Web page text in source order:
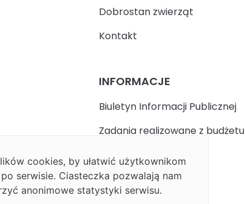
Dobrostan zwierząt
Kontakt
INFORMACJE
Biuletyn Informacji Publicznej
Zadania realizowane z budżetu
Facebook
Polityka prywatności
cookies, by ułatwić użytkownikom
serwisie. Ciasteczka pozwalają nam
anonimowe statystyki serwisu.